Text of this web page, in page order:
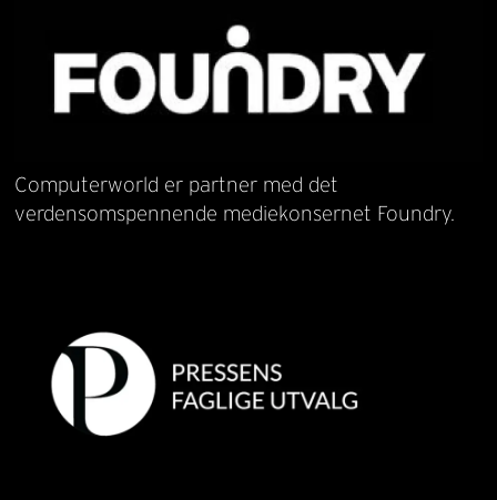
Computerworld er partner med det
verdensomspennende mediekonsernet Foundry.